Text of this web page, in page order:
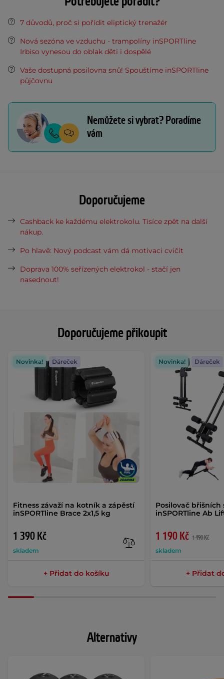
Doporučujeme přikoupit
Fitness závaží na kotník a zápěstí
inSPORTline Brace 2x1,5 kg
1 390 Kč
skladem
Novinka! Dáreček
+ Přidat do košíku
Posilovač břišních
inSPORTline Ab
1 190 Kč 1 490 Kč
skladem
Novinka! Dáreček
+ Přidat
7 důvodů, proč si pořídit eliptický trenažér
Nová sezóna ve vzduchu - trampolíny inSPORTline
Irbiso vynesou do oblak děti i dospělé
Vaše dostupná posilovna snů! Spouštíme inSPORTline
půjčovnu
Nemůžete si vybrat? Poradíme
vám
Doporučujeme
Cashback ke každému elektrokolu. Tisíce zpět na další
nákup.
Po hlavě: Nový podcast vám dá motivaci cvičit
Doprava 100% seřízených elektrokol - stačí jen
nasednout!
Alternativy